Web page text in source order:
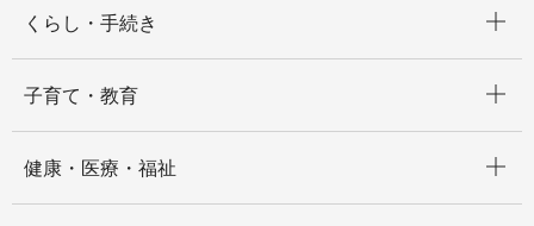
くらし・手続き
子育て・教育
健康・医療・福祉